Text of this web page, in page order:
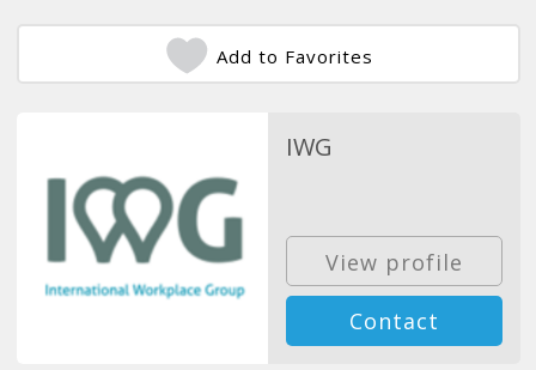
Add to Favorites
IWG
View profile
Contact